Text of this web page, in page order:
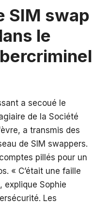
SIM swap
le
a secoué le
de la Société
a transmis des
de SIM swappers.
pillés pour un
« C’était une faille
explique Sophie
Les